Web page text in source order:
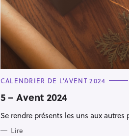
C
T
E
O
R
CALENDRIER DE L'AVENT 2024
5 – Avent 2024
Se rendre présents les uns aux autres
Lire